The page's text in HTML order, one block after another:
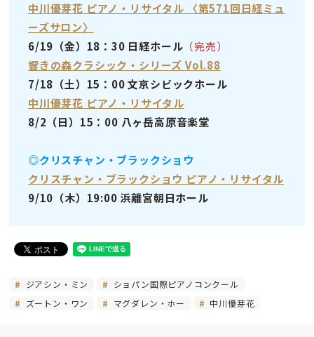
中川優芽花 ピアノ・リサイタル 〈第571回日経ミュ
ーズサロン〉
6/19（金）18：30 日経ホール （完売）
響きの森クラシック・シリーズ Vol.88
7/18（土）15：00 文京シビックホール
中川優芽花 ピアノ・リサイタル
8/2（日）15：00 八ヶ岳高原音楽堂
◎クリスチャン・ブラックショウ
クリスチャン・ブラックショウ ピアノ・リサイタル
9/10（木）19:00 浜離宮朝日ホール
ジアシン・ミン
ショパン国際ピアノコンクール
ズートン・ワン
マグダレン・ホー 中川優芽花